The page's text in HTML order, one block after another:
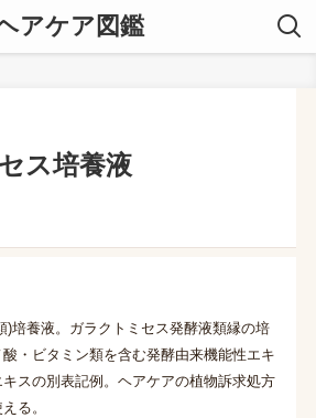
アケア図鑑
ス培養液
)培養液。ガラクトミセス発酵液類縁の培
・ビタミン類を含む発酵由来機能性エキ
スの別表記例。ヘアケアの植物訴求処方
る。